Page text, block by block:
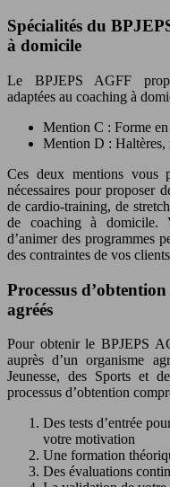
Spécialités du
à domicile
Le BPJEPS AGFF
adaptées au coaching à
Mention C : Forme
Mention D : Haltères,
Ces deux mentions vous
nécessaires pour proposer
de cardio-training, de
de coaching à domicile.
d’animer des programmes
des contraintes de vos
Processus
agréés
Pour obtenir le BPJEPS
auprès d’un organisme
Jeunesse, des Sports et
processus d’obtention
Des tests d’entrée
votre motivation
Une formation
Des évaluations